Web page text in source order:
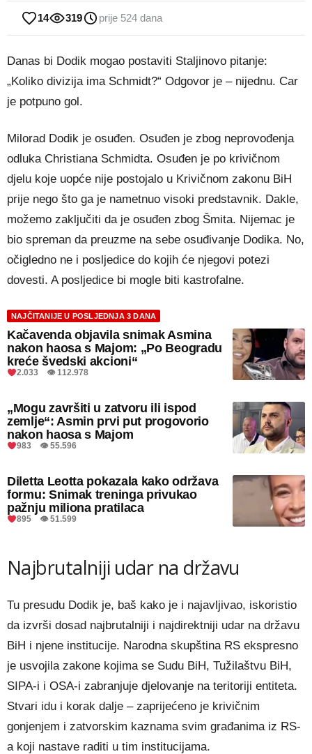
14 319 prije 524 dana
Danas bi Dodik mogao postaviti Staljinovo pitanje:
„Koliko divizija ima Schmidt?“ Odgovor je – nijednu. Car
je potpuno gol.
Milorad Dodik je osuđen. Osuđen je zbog neprovođenja
odluka Christiana Schmidta. Osuđen je po krivičnom
djelu koje uopće nije postojalo u Krivičnom zakonu BiH
prije nego što ga je nametnuo visoki predstavnik. Dakle,
možemo zaključiti da je osuđen zbog Šmita. Nijemac je
bio spreman da preuzme na sebe osuđivanje Dodika. No,
očigledno ne i posljedice do kojih će njegovi potezi
dovesti. A posljedice bi mogle biti kastrofalne.
NAJČITANIJE U POSLJEDNJA 3 DANA
Kačavenda objavila snimak Asmina
nakon haosa s Majom: „Po Beogradu
kreće švedski akcioni“
2.033 👁 112.978
„Mogu završiti u zatvoru ili ispod
zemlje“: Asmin prvi put progovorio
nakon haosa s Majom
983 👁 55.596
Diletta Leotta pokazala kako održava
formu: Snimak treninga privukao
pažnju miliona pratilaca
895 👁 51.599
Najbrutalniji udar na državu
Tu presudu Dodik je, baš kako je i najavljivao, iskoristio
da izvrši dosad najbrutalniji i najdirektniji udar na državu
BiH i njene institucije. Narodna skupština RS ekspresno
je usvojila zakone kojima se Sudu BiH, Tužilaštvu BiH,
SIPA-i i OSA-i zabranjuje djelovanje na teritoriji entiteta.
Stvari idu i korak dalje – zaprijećeno je krivičnim
gonjenjem i zatvorskim kaznama svim građanima iz RS-
a koji nastave raditi u tim institucijama.